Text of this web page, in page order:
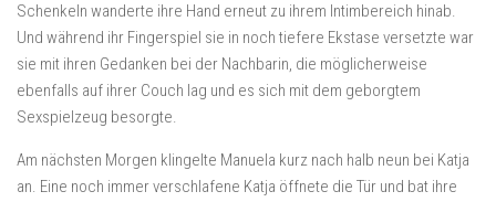
Schenkeln wanderte ihre Hand erneut zu ihrem Intimbereich hinab.
Und während ihr Fingerspiel sie in noch tiefere Ekstase versetzte war
sie mit ihren Gedanken bei der Nachbarin, die möglicherweise
ebenfalls auf ihrer Couch lag und es sich mit dem geborgtem
Sexspielzeug besorgte.
Am nächsten Morgen klingelte Manuela kurz nach halb neun bei Katja
an. Eine noch immer verschlafene Katja öffnete die Tür und bat ihre